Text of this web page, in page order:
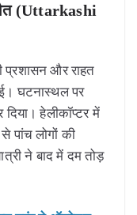
(Uttarkashi
प्रशासन और राहत
घटनास्थल पर
हेलीकॉप्टर में
लोगों की
ने बाद में दम तोड़